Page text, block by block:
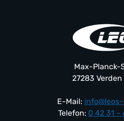
Max-Planck-
27283 Verden
E-Mail:
Telefon: 0 42 31 –